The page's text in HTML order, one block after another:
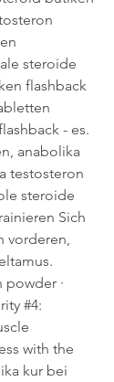
steroide
flashback
- es.
anabolika
testosteron
steroide
Sich
vorderen,
powder ·
#4:
with the
kur bei